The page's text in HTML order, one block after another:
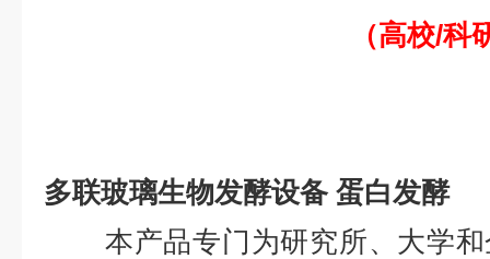
（高校/科研机构
多联玻璃生物发酵设备 蛋白发酵
本产品专门为研究所、大学